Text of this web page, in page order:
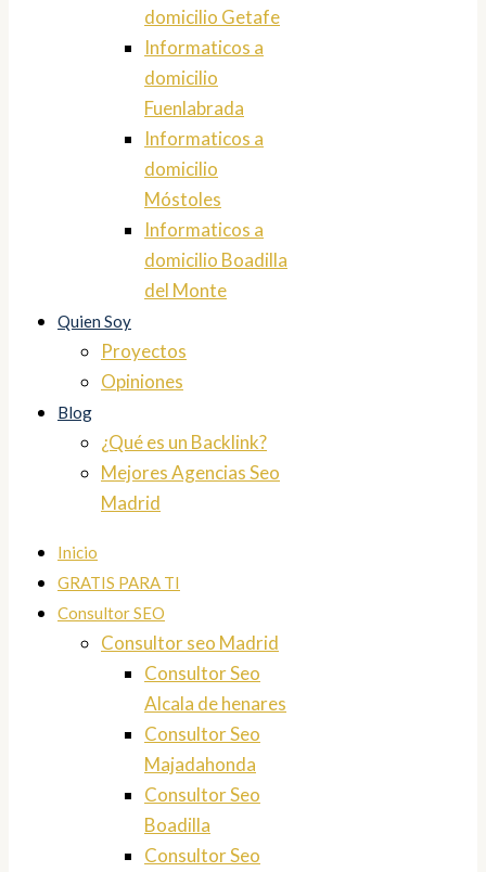
domicilio Getafe
Informaticos a
domicilio
Fuenlabrada
Informaticos a
domicilio
Móstoles
Informaticos a
domicilio Boadilla
del Monte
Quien Soy
Proyectos
Opiniones
Blog
¿Qué es un Backlink?
Mejores Agencias Seo
Madrid
Inicio
GRATIS PARA TI
Consultor SEO
Consultor seo Madrid
Consultor Seo
Alcala de henares
Consultor Seo
Majadahonda
Consultor Seo
Boadilla
Consultor Seo